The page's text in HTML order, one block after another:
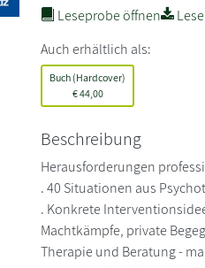
Leseprobe öffnen
Auch erhältlich als:
Buch (Hardcover)
€44,00
Beschreibung
Herausforderungen
. 40 Situationen aus
. Konkrete
Machtkämpfe, private
Therapie und Beratung -